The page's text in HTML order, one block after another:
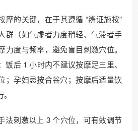
摩的关键，在于其遵循 “辨证施按”
群（如气虚者力度稍轻、气滞者手
力度与频率，避免盲目刺激穴位。
饭后 1 小时内不建议按摩足三里、
；孕妇忌按合谷穴；按摩后适量饮
法刺激以上 3 个穴位，可有效调节